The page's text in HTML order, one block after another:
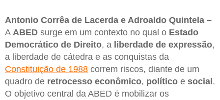
Antonio Corrêa de Lacerda e Adroaldo Quintela –
A ABED surge em um contexto no qual o Estado
Democrático de Direito, a liberdade de expressão,
a liberdade de cátedra e as conquistas da
Constituição de 1988 correm riscos, diante de um
quadro de retrocesso econômico, político e social.
O objetivo central da ABED é mobilizar os